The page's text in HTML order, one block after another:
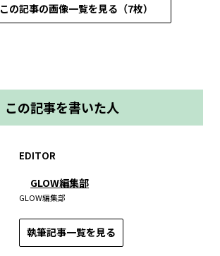
この記事の画像一覧を見る（7枚）
この記事を書いた人
EDITOR
GLOW編集部
GLOW編集部
執筆記事一覧を見る